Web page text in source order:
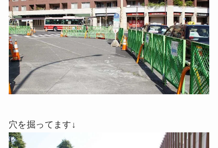
穴を掘ってます↓